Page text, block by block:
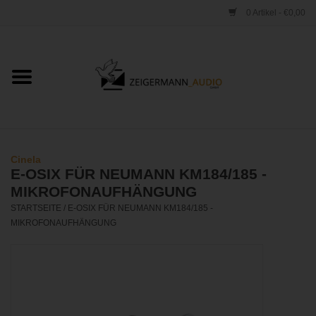
0 Artikel - €0,00
Startseite
VERTRIEB
WERKSTATT
Cinela
E-OSIX FÜR NEUMANN KM184/185 -
MIKROFONAUFHÄNGUNG
STARTSEITE / E-OSIX FÜR NEUMANN KM184/185 -
MIKROFONAUFHÄNGUNG